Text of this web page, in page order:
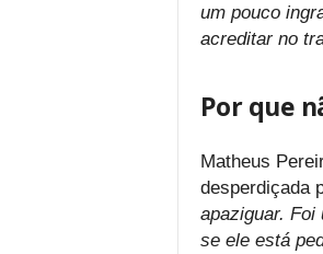
um pouco
acreditar no
Por que
Matheus
desperdiçada
apaziguar. Foi
se ele está